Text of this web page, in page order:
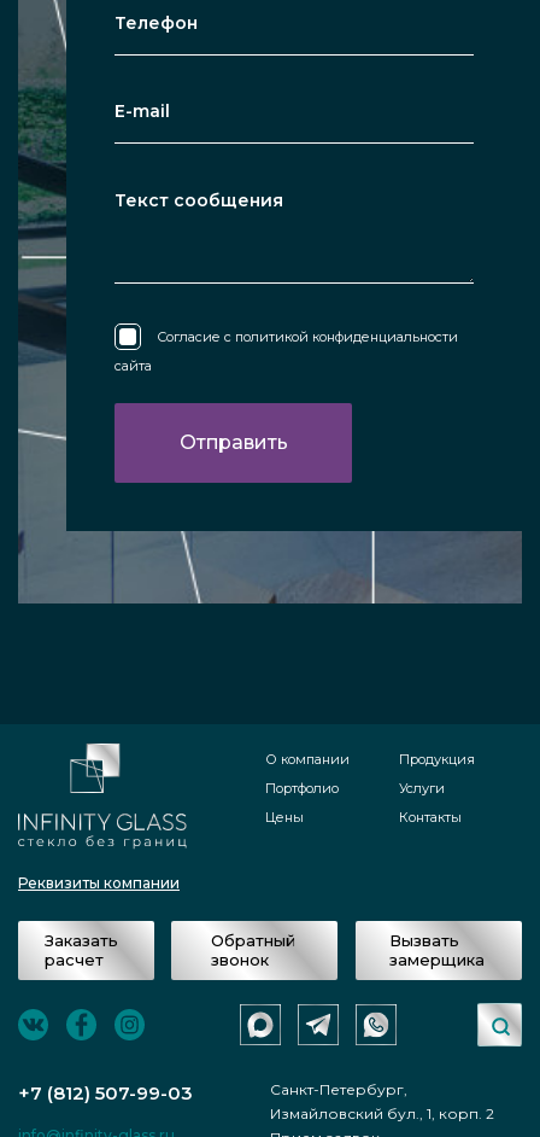
Согласие с политикой конфиденциальности
сайта
Реквизиты компании
О компании
Портфолио
Цены
Продукция
Услуги
Контакты
Заказать
расчет
Обратный
звонок
Вызвать
замерщика
+7 (812) 507-99-03
Санкт-Петербург,
Измайловский бул., 1, корп. 2